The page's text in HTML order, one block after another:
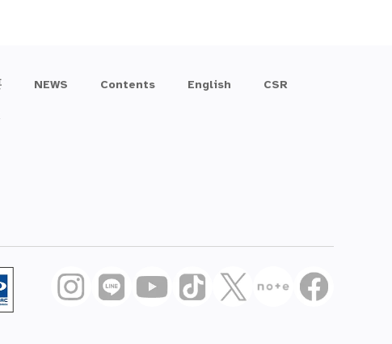
NEWS Contents English CSR